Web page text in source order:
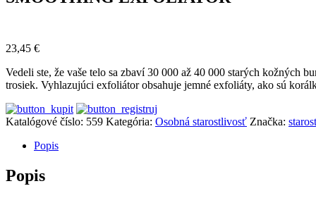
23,45 €
Vedeli ste, že vaše telo sa zbaví 30 000 až 40 000 starých kožných
trosiek. Vyhlazujúci exfoliátor obsahuje jemné exfoliáty, ako sú
Katalógové číslo: 559 Kategória: Osobná starostlivosť Značka:
Popis
Popis